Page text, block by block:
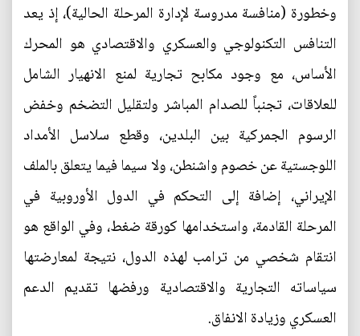
وخطورة (منافسة مدروسة لإدارة المرحلة الحالية)، إذ يعد
التنافس التكنولوجي والعسكري والاقتصادي هو المحرك
الأساس، مع وجود مكابح تجارية لمنع الانهيار الشامل
للعلاقات، تجنباً للصدام المباشر ولتقليل التضخم وخفض
الرسوم الجمركية بين البلدين، وقطع سلاسل الأمداد
اللوجستية عن خصوم واشنطن، ولا سيما فيما يتعلق بالملف
الإيراني، إضافة إلى التحكم في الدول الأوروبية في
المرحلة القادمة، واستخدامها كورقة ضغط، وفي الواقع هو
انتقام شخصي من ترامب لهذه الدول، نتيجة لمعارضتها
سياساته التجارية والاقتصادية ورفضها تقديم الدعم
العسكري وزيادة الانفاق.